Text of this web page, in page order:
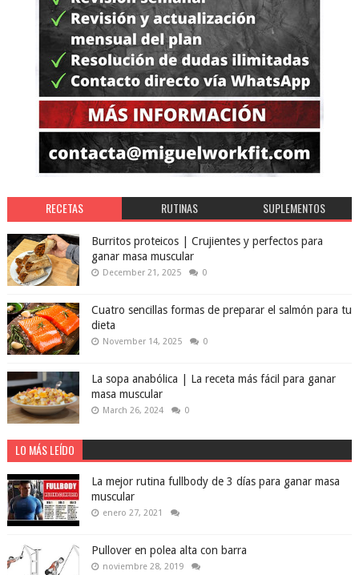
RECETAS RUTINAS SUPLEMENTOS
Burritos proteicos | Crujientes y perfectos para
ganar masa muscular
December 21, 2025 0
Cuatro sencillas formas de preparar el salmón para tu
dieta
November 14, 2025 0
La sopa anabólica | La receta más fácil para ganar
masa muscular
March 26, 2024 0
LO MÁS LEÍDO
La mejor rutina fullbody de 3 días para ganar masa
muscular
enero 27, 2021
Pullover en polea alta con barra
noviembre 28, 2019